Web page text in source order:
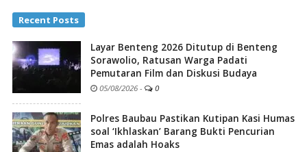
Recent Posts
Layar Benteng 2026 Ditutup di Benteng
Sorawolio, Ratusan Warga Padati
Pemutaran Film dan Diskusi Budaya
05/08/2026 - 0
Polres Baubau Pastikan Kutipan Kasi Humas
soal ‘Ikhlaskan’ Barang Bukti Pencurian
Emas adalah Hoaks